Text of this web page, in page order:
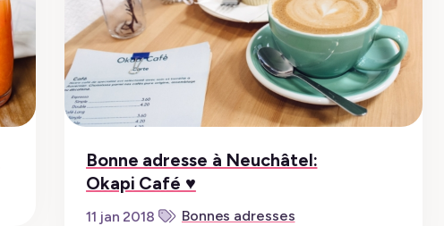
Bonne adresse à Neuchâtel:
Okapi Café ♥︎
11 jan 2018 Bonnes adresses